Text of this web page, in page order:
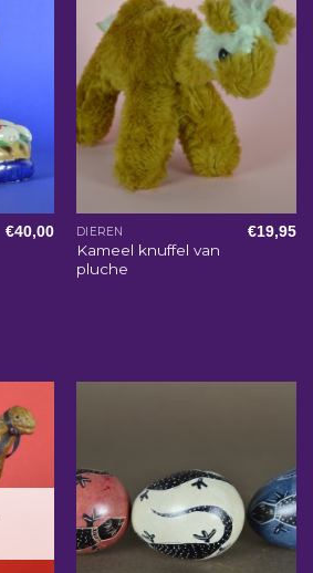
€40,00 DIEREN
Kameel knuffel van
pluche
€19,95